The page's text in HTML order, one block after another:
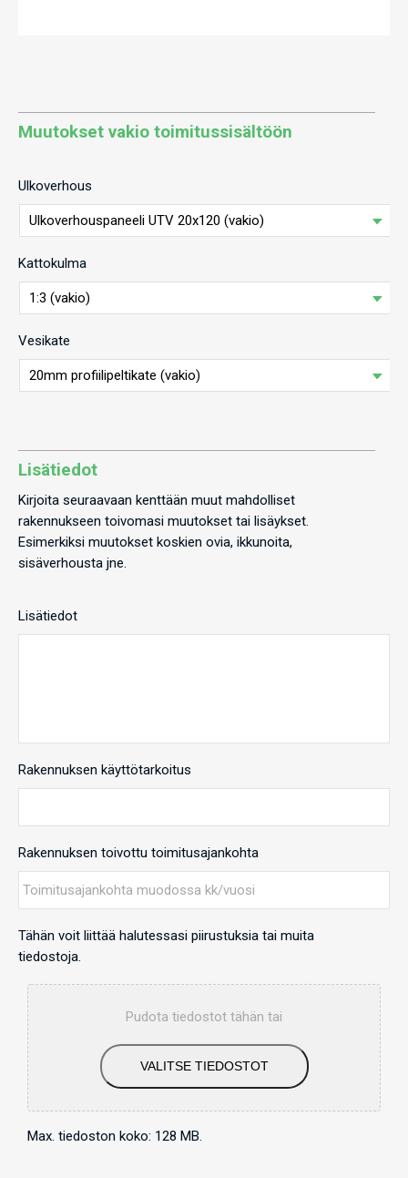
Muutokset vakio toimitussisältöön
Ulkoverhous
Kattokulma
Vesikate
Lisätiedot
Kirjoita seuraavaan kenttään muut mahdolliset
rakennukseen toivomasi muutokset tai lisäykset.
Esimerkiksi muutokset koskien ovia, ikkunoita,
sisäverhousta jne.
Lisätiedot
Rakennuksen käyttötarkoitus
Rakennuksen toivottu toimitusajankohta
Tähän voit liittää halutessasi piirustuksia tai muita
tiedostoja.
Pudota tiedostot tähän tai
VALITSE TIEDOSTOT
Max. tiedoston koko: 128 MB.